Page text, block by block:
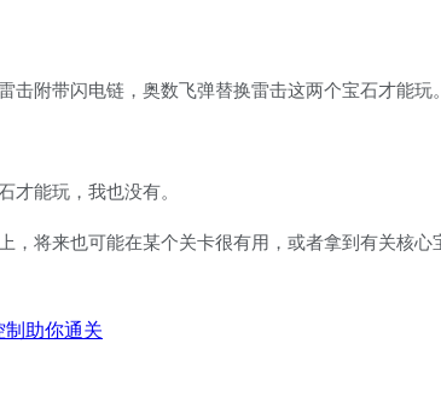
附带闪电链，奥数飞弹替换雷击这两个宝石才能玩。
才能玩，我也没有。
，将来也可能在某个关卡很有用，或者拿到有关核心
制助你通关